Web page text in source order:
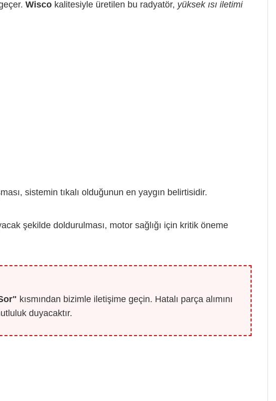
Wisco kalitesiyle üretilen bu radyatör, yüksek ısı iletimi
sistemin tıkalı olduğunun en yaygın belirtisidir.
şekilde doldurulması, motor sağlığı için kritik öneme
kısmından bizimle iletişime geçin. Hatalı parça alımını
duyacaktır.